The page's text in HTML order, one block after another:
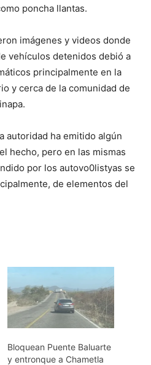
poncha llantas.
imágenes y videos donde
vehículos detenidos debió a
principalmente en la
y cerca de la comunidad de
autoridad ha emitido algún
hecho, pero en las mismas
por los autovo0listyas se
de elementos del
Bloquean Puente Baluarte
y entronque a Chametla